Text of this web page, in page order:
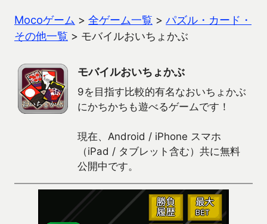
Mocoゲーム > 全ゲーム一覧 > パズル・カード・
その他一覧 > モバイルおいちょかぶ
モバイルおいちょかぶ
9を目指す比較的有名なおいちょかぶ
にかちかちも遊べるゲームです！
現在、Android / iPhone スマホ
（iPad / タブレット含む）共に無料
公開中です。